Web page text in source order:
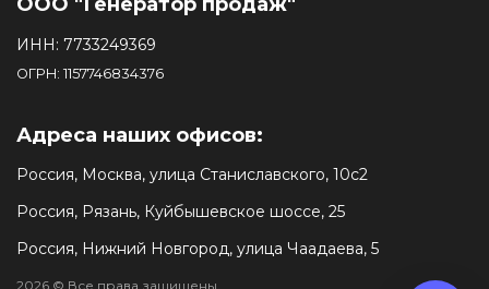
ИНН: 7733249369
ОГРН: 1157746834376
Адреса наших офисов:
Россия, Москва, улица Станиславского, 10с2
Россия, Рязань, Куйбышевское шоссе, 25
Россия, Нижний Новгород, улица Чаадаева, 5
2026 © Все права защищены.